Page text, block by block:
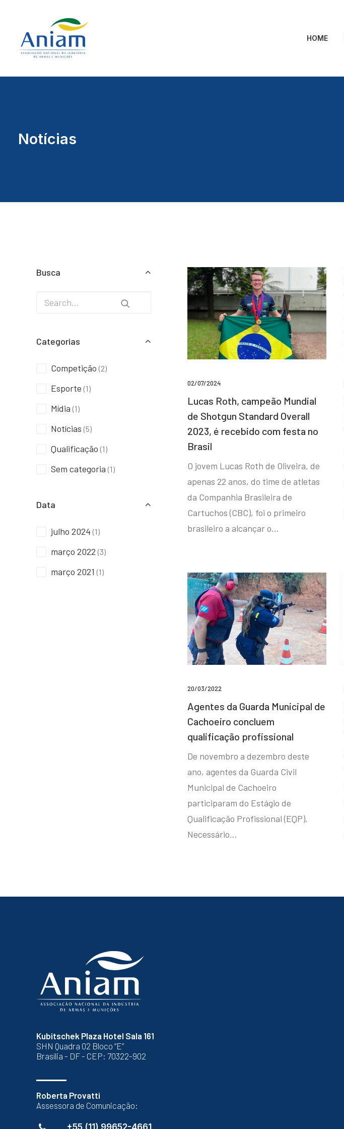
HOME
Notícias
Busca
Categorias
Competição (2)
Esporte (1)
Mídia (1)
Notícias (5)
Qualificação (1)
Sem categoria (1)
Data
julho 2024 (1)
março 2022 (3)
março 2021 (1)
02/07/2024
Lucas Roth, campeão Mundial
de Shotgun Standard Overall
2023, é recebido com festa no
Brasil
O jovem Lucas Roth de Oliveira, de
apenas 22 anos, do time de atletas
da Companhia Brasileira de
Cartuchos (CBC), foi o primeiro
brasileiro a alcançar o…
20/03/2022
Agentes da Guarda Municipal de
Cachoeiro concluem
qualificação profissional
De novembro a dezembro deste
ano, agentes da Guarda Civil
Municipal de Cachoeiro
participaram do Estágio de
Qualificação Profissional (EQP).
Necessário…
Kubitschek Plaza Hotel Sala 161
SHN Quadra 02 Bloco “E”
Brasília - DF - CEP: 70322-902
Roberta Provatti
Assessora de Comunicação:
+55 (11) 99652-4661